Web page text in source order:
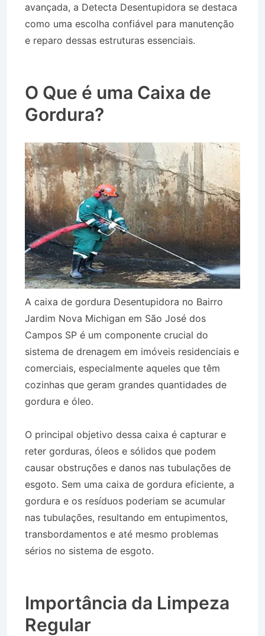
avançada, a Detecta Desentupidora se destaca
como uma escolha confiável para manutenção
e reparo dessas estruturas essenciais.
O Que é uma Caixa de
Gordura?
A caixa de gordura Desentupidora no Bairro
Jardim Nova Michigan em São José dos
Campos SP é um componente crucial do
sistema de drenagem em imóveis residenciais e
comerciais, especialmente aqueles que têm
cozinhas que geram grandes quantidades de
gordura e óleo.
O principal objetivo dessa caixa é capturar e
reter gorduras, óleos e sólidos que podem
causar obstruções e danos nas tubulações de
esgoto. Sem uma caixa de gordura eficiente, a
gordura e os resíduos poderiam se acumular
nas tubulações, resultando em entupimentos,
transbordamentos e até mesmo problemas
sérios no sistema de esgoto.
Importância da Limpeza
Regular